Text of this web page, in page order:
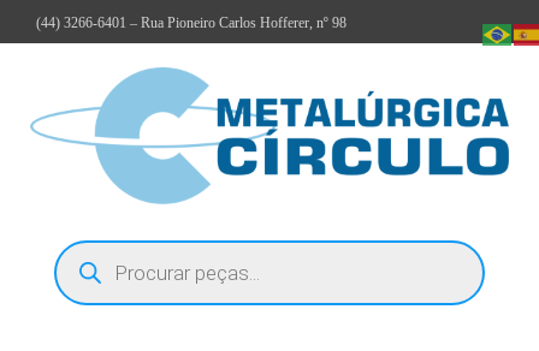
(44) 3266-6401 – Rua Pioneiro Carlos Hofferer, nº 98